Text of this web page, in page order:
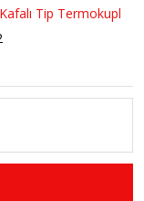
Tip Termokupl